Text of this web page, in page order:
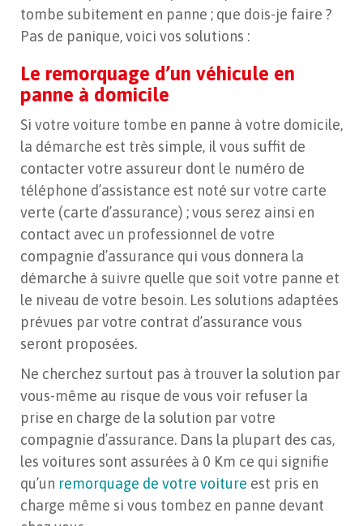
tombe subitement en panne ; que dois-je faire ?
Pas de panique, voici vos solutions :
Le remorquage d’un véhicule en
panne à domicile
Si votre voiture tombe en panne à votre domicile,
la démarche est très simple, il vous suffit de
contacter votre assureur dont le numéro de
téléphone d’assistance est noté sur votre carte
verte (carte d’assurance) ; vous serez ainsi en
contact avec un professionnel de votre
compagnie d’assurance qui vous donnera la
démarche à suivre quelle que soit votre panne et
le niveau de votre besoin. Les solutions adaptées
prévues par votre contrat d’assurance vous
seront proposées.
Ne cherchez surtout pas à trouver la solution par
vous-même au risque de vous voir refuser la
prise en charge de la solution par votre
compagnie d’assurance. Dans la plupart des cas,
les voitures sont assurées à 0 Km ce qui signifie
qu’un remorquage de votre voiture est pris en
charge même si vous tombez en panne devant